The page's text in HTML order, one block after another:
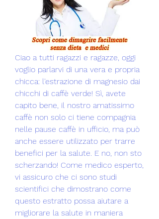
Ciao a tutti ragazzi e ragazze, oggi
voglio parlarvi di una vera e propria
chicca: l'estrazione di magnesio dai
chicchi di caffè verde! Sì, avete
capito bene, il nostro amatissimo
caffè non solo ci tiene compagnia
nelle pause caffè in ufficio, ma può
anche essere utilizzato per trarre
benefici per la salute. E no, non sto
scherzando! Come medico esperto,
vi assicuro che ci sono studi
scientifici che dimostrano come
questo estratto possa aiutare a
migliorare la salute in maniera